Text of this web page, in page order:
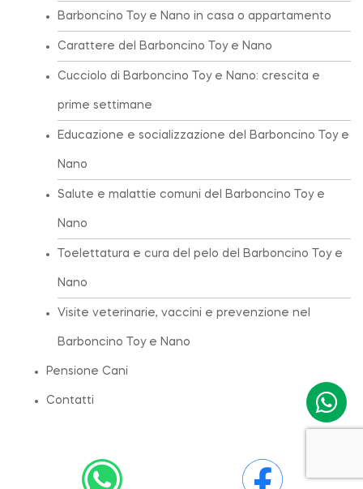
Barboncino Toy e Nano in casa o appartamento
Carattere del Barboncino Toy e Nano
Cucciolo di Barboncino Toy e Nano: crescita e
prime settimane
Educazione e socializzazione del Barboncino Toy e
Nano
Salute e malattie comuni del Barboncino Toy e
Nano
Toelettatura e cura del pelo del Barboncino Toy e
Nano
Visite veterinarie, vaccini e prevenzione nel
Barboncino Toy e Nano
Pensione Cani
Contatti